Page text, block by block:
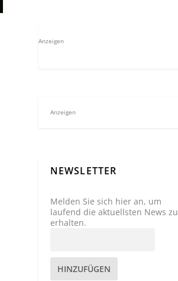
Anzeigen
Anzeigen
NEWSLETTER
Melden Sie sich hier an, um
laufend die aktuellsten News zu
erhalten.
HINZUFÜGEN